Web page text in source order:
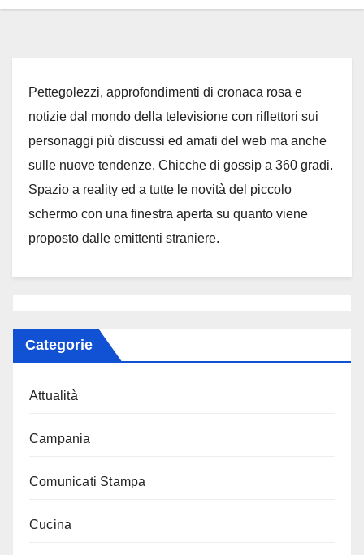
Pettegolezzi, approfondimenti di cronaca rosa e
notizie dal mondo della televisione con riflettori sui
personaggi più discussi ed amati del web ma anche
sulle nuove tendenze. Chicche di gossip a 360 gradi.
Spazio a reality ed a tutte le novità del piccolo
schermo con una finestra aperta su quanto viene
proposto dalle emittenti straniere.
Categorie
Attualità
Campania
Comunicati Stampa
Cucina